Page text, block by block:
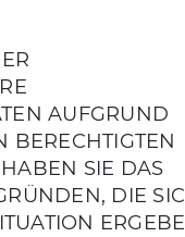
AUFGRUND
BERECHTIGTEN
SIE DAS
DIE